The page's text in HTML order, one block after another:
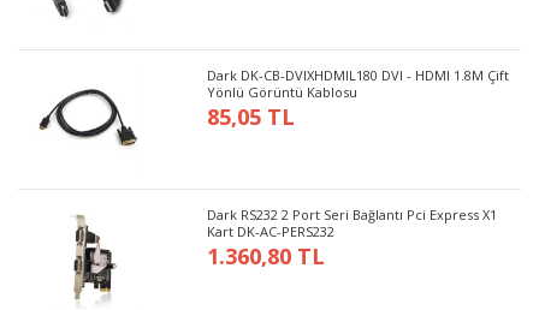
Dark DK-CB-DVIXHDMIL180 DVI - HDMI 1.8M Çift
Yönlü Görüntü Kablosu
85,05 TL
Dark RS232 2 Port Seri Bağlantı Pci Express X1
Kart DK-AC-PERS232
1.360,80 TL